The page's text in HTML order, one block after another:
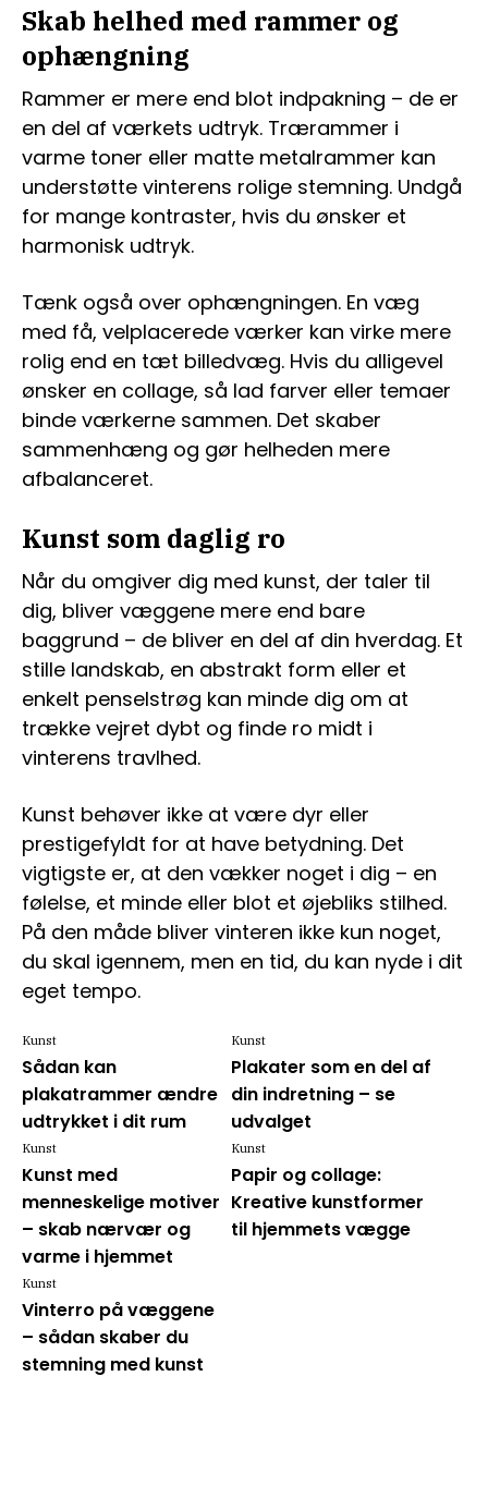
Skab helhed med rammer og
ophængning
Rammer er mere end blot indpakning – de er
en del af værkets udtryk. Trærammer i
varme toner eller matte metalrammer kan
understøtte vinterens rolige stemning. Undgå
for mange kontraster, hvis du ønsker et
harmonisk udtryk.
Tænk også over ophængningen. En væg
med få, velplacerede værker kan virke mere
rolig end en tæt billedvæg. Hvis du alligevel
ønsker en collage, så lad farver eller temaer
binde værkerne sammen. Det skaber
sammenhæng og gør helheden mere
afbalanceret.
Kunst som daglig ro
Når du omgiver dig med kunst, der taler til
dig, bliver væggene mere end bare
baggrund – de bliver en del af din hverdag. Et
stille landskab, en abstrakt form eller et
enkelt penselstrøg kan minde dig om at
trække vejret dybt og finde ro midt i
vinterens travlhed.
Kunst behøver ikke at være dyr eller
prestigefyldt for at have betydning. Det
vigtigste er, at den vækker noget i dig – en
følelse, et minde eller blot et øjebliks stilhed.
På den måde bliver vinteren ikke kun noget,
du skal igennem, men en tid, du kan nyde i dit
eget tempo.
Sådan kan
plakatrammer ændre
udtrykket i dit rum
Kunst
Plakater som en del af
din indretning – se
udvalget
Kunst
Kunst med
menneskelige motiver
– skab nærvær og
varme i hjemmet
Kunst
Papir og collage:
Kreative kunstformer
til hjemmets vægge
Kunst
Vinterro på væggene
– sådan skaber du
stemning med kunst
Kunst